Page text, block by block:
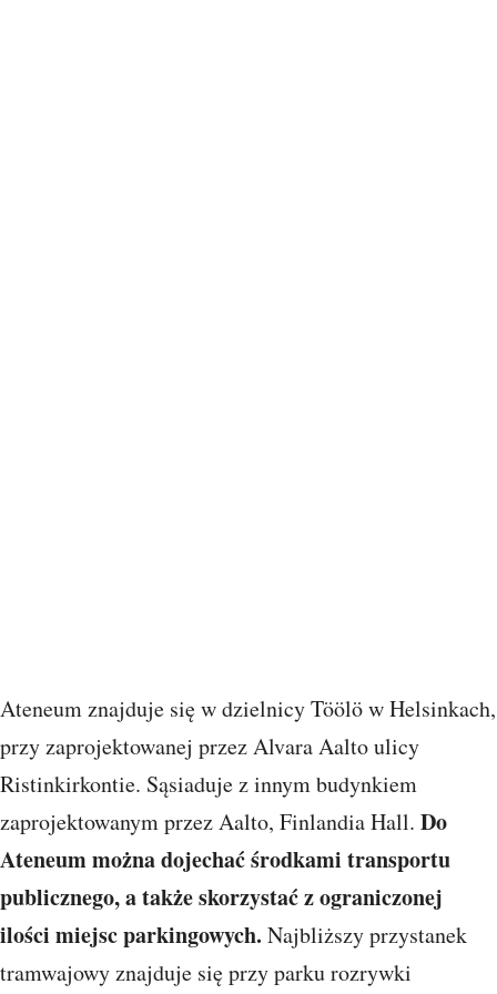
Ateneum znajduje się w dzielnicy Töölö w Helsinkach,
przy zaprojektowanej przez Alvara Aalto ulicy
Ristinkirkontie. Sąsiaduje z innym budynkiem
zaprojektowanym przez Aalto, Finlandia Hall. Do
Ateneum można dojechać środkami transportu
publicznego, a także skorzystać z ograniczonej
ilości miejsc parkingowych. Najbliższy przystanek
tramwajowy znajduje się przy parku rozrywki